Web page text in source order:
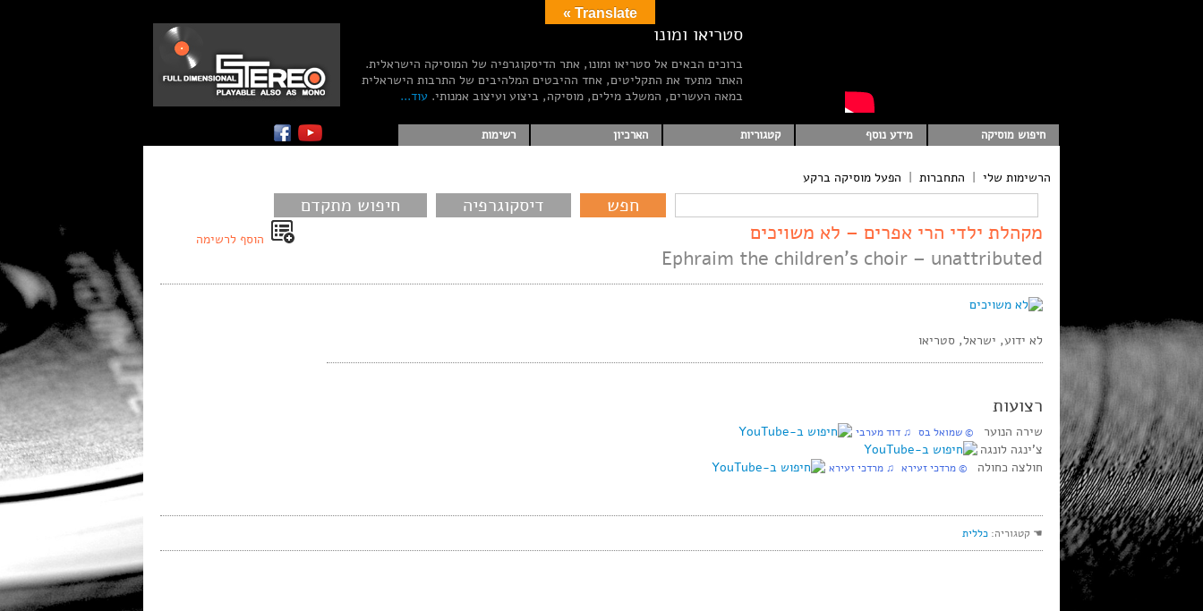
סטריאו ומונו
ברוכים הבאים אל סטריאו ומונו, אתר הדיסקוגרפיה של המוסיקה הישראלית.
האתר מתעד את התקליטים, אחד ההיבטים המלהיבים של התרבות הישראלית
במאה העשרים, המשלב מילים, מוסיקה, ביצוע ועיצוב אמנותי. עוד...
חיפוש מוסיקה מידע נוסף קטגוריות הארכיון רשימות
הרשימות שלי | התחברות | הפעל מוסיקה ברקע
דיסקוגרפיה חיפוש מתקדם
הוסף לרשימה
מקהלת ילדי הרי אפרים – לא משויכים
Ephraim the children’s choir – unattributed
לא ידוע, ישראל, סטריאו
רצועות
שירה הנוער © שמואל בס ♫ דוד מערבי
צ’ינגה לונגה
חולצה כחולה © מרדכי זעירא ♫ מרדכי זעירא
☚ קטגוריה: כללית
Translate »